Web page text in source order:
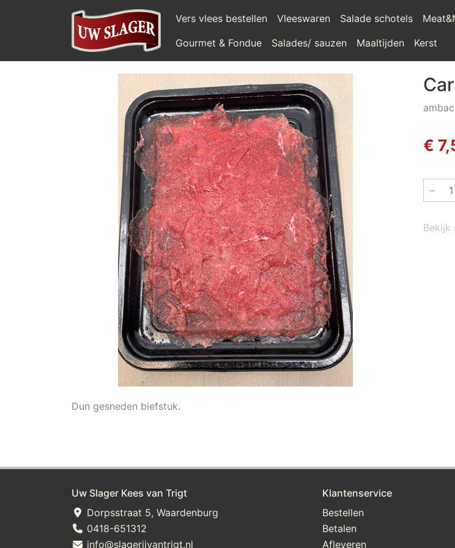
Vers vlees bestellen Vleeswaren Salade schotels
Gourmet & Fondue
Salades/ sauzen Maaltijden Kerst
Dun gesneden biefstuk.
€
–
Bekijk
Uw Slager Kees van Trigt
Dorpsstraat 5, Waardenburg
0418-651312
info@slagerijvantrigt.nl
Klantenservice
Bestellen
Betalen
Afleveren